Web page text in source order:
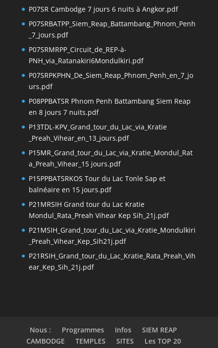
P07SR Cambodge 7 jours 6 nuits à Angkor.pdf
P07SRBATPP_Siem_Reap_Battambang_Phnom_Penh
_7_jours.pdf
P07SRMRPP_Circuit_de_REP-à-
PNH_via_Ratanakiri6Mondulkiri.pdf
P07SRPKPHN_De_Siem_Reap_Phnom_Penh_en_7_jo
urs.pdf
P08PPBATSR Phnom Penh Battambang Siem Reap
en 8 jours 7 nuits.pdf
P13TDL-KPV_Grand_tour_du_Lac_via_Kratie
_Preah_Vihear_en_13_jours.pdf
P15MR_Grand_tour_du_Lac_via_Kratie_Mondul_Rat
a_Preah_Vihear_15 jours.pdf
P15PPBATSRKOS Tour du Lac Tonle Sap et
balnéaire en 15 jours.pdf
P21MRSIH Grand tour du Lac Kratie
Mondul_Rata_Preah Vihear Kep Sih_21j.pdf
P21MSIH_Grand_tour_du_Lac_via_Kratie_Mondulkiri
_Preah_Vihear_Kep_Sih21j.pdf
P21RSIH_Grand_tour_du_Lac_Kratie_Rata_Preah_Vih
ear_Kep_Sih_21j.pdf
Nous : Programmes Infos
SIEM REAP
CAMBODGE
TEMPLES SITES
Les TOP 20